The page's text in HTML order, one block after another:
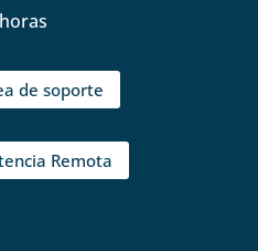
de soporte
Remota